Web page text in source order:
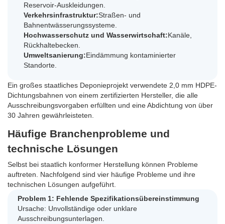
Reservoir-Auskleidungen.
Verkehrsinfrastruktur:Straßen- und
Bahnentwässerungssysteme.
Hochwasserschutz und Wasserwirtschaft:Kanäle,
Rückhaltebecken.
Umweltsanierung:Eindämmung kontaminierter
Standorte.
Ein großes staatliches Deponieprojekt verwendete 2,0 mm HDPE-
Dichtungsbahnen von einem zertifizierten Hersteller, die alle
Ausschreibungsvorgaben erfüllten und eine Abdichtung von über
30 Jahren gewährleisteten.
Häufige Branchenprobleme und
technische Lösungen
Selbst bei staatlich konformer Herstellung können Probleme
auftreten. Nachfolgend sind vier häufige Probleme und ihre
technischen Lösungen aufgeführt.
Problem 1: Fehlende Spezifikationsübereinstimmung
Ursache: Unvollständige oder unklare
Ausschreibungsunterlagen.